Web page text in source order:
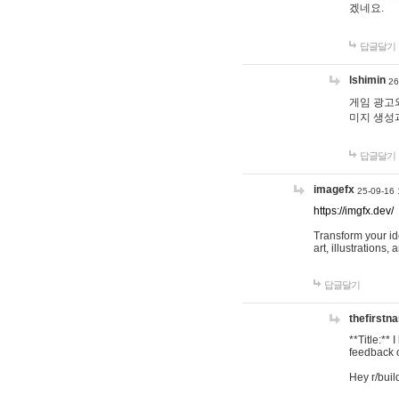
겠네요.
답글달기
lshimin
게임 광고
미지 생성
답글달기
imagefx 25-09-16
https://imgfx.dev/
Transform your
art, illustrations,
답글달기
**Title:** I
feedback
Hey r/